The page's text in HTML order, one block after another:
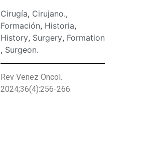
Cirugía, Cirujano.,
Formación, Historia,
History, Surgery, Formation
, Surgeon.
Rev Venez Oncol.
2024;36(4):256-266.